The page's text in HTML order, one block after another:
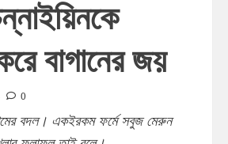
বাগানের জয়
0
নামের বদল। একইরকম ফর্মে সবুজ মেরুন